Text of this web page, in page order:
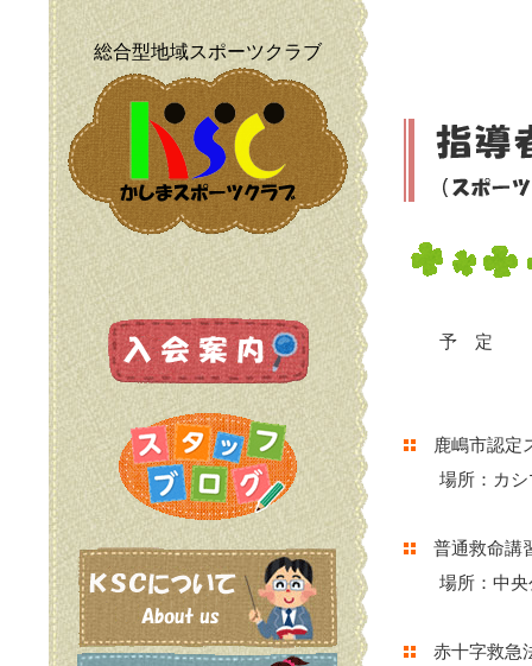
総合型地域スポーツクラブ
予 定
鹿嶋市認定
場所：カシ
普通救命講
場所：中央
赤十字救急